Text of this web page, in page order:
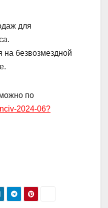
для
на безвозмездной
по
2024-06?